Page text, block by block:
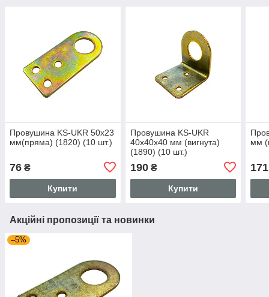
Провушина KS-UKR 50x23
мм(пряма) (1820) (10 шт.)
76 ₴
Купити
Провушина KS-UKR
40x40x40 мм (вигнута)
(1890) (10 шт.)
190₴
Купити
мм
171
Акційні пропозиції та новинки
–5%